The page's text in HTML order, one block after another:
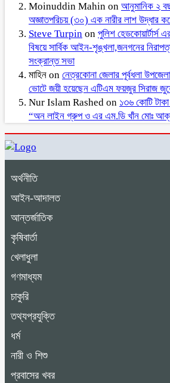
Moinuddin Mahin on আনুমানিক ২
অজ্ঞাতপরিচয় (৩০) এক নারীর লাশ উদ্ধার
Steve Turpin on পুলিশ হেডকোয়ার্টার্স
বিষয়ে সার্বিক আইন-শৃঙ্খলা,জনগনের
সংক্রান্ত সভা
মাহিন on নেত্রকোনা জেলার পূর্বধলা
ভোটে জয়ী হয়েছেন এটিএম ফয়জুর সিরাজ
Nur Islam Rashed on ১৩৬ কোটি
“অন লাইন গ্রুপ ও এর এম.ডি খাঁন মোঃ
অর্থনীতি
আইন-আদালত
আন্তর্জাতিক
কৃষিবার্তা
খেলাধুলা
গণমাধ্যম
চাকুরি
তথ্যপ্রযুক্তি
ধর্ম
নারী ও শিশু
প্রবাসের খবর